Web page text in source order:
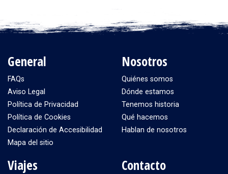
General
FAQs
Aviso Legal
Política de Privacidad
Política de Cookies
Declaración de Accesibilidad
Mapa del sitio
Nosotros
Quiénes somos
Dónde estamos
Tenemos historia
Qué hacemos
Hablan de nosotros
Viajes Contacto